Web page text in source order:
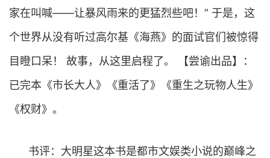
家在叫喊——让暴风雨来的更猛烈些吧！” 于是，这
个世界从没有听过高尔基《海燕》的面试官们被惊得
目瞪口呆！ 故事，从这里启程了。 【尝谕出品】：
已完本《市长大人》《重活了》《重生之玩物人生》
《权财》。
书评：大明星这本书是都市文娱类小说的巅峰之